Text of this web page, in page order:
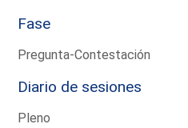
Fase
Pregunta-Contestación
Diario de sesiones
Pleno